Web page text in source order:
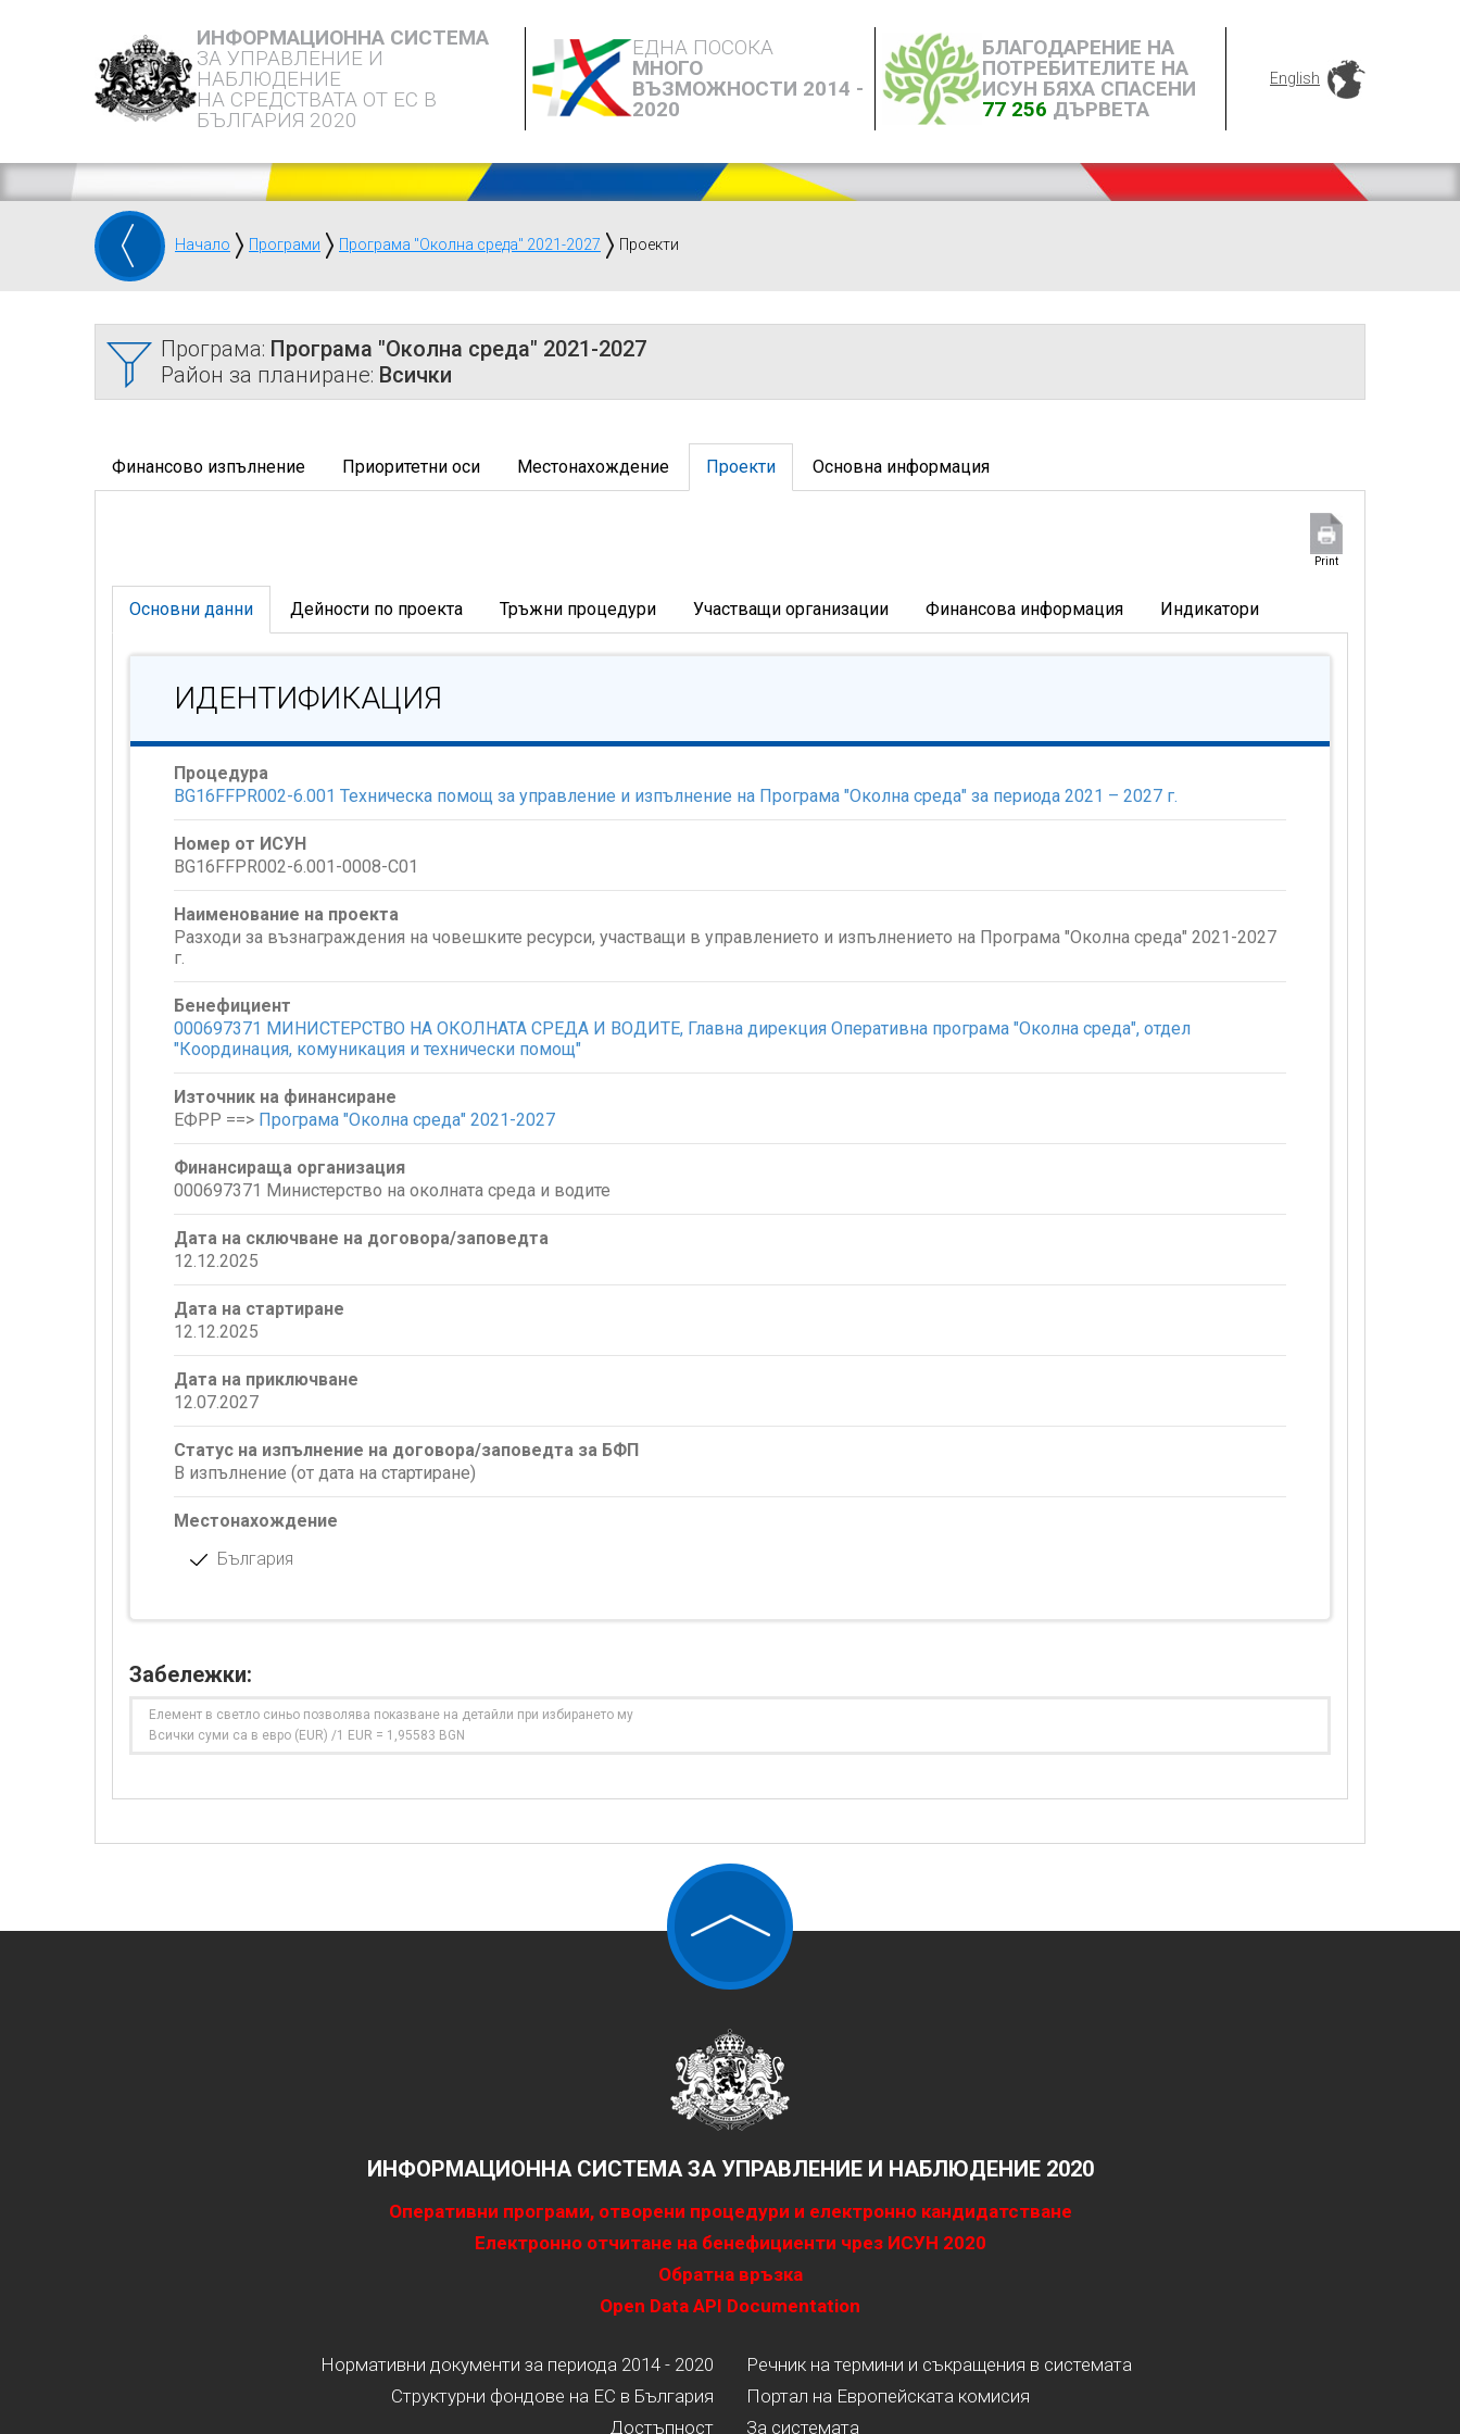
ИНФОРМАЦИОННА СИСТЕМА
ЗА УПРАВЛЕНИЕ И
НАБЛЮДЕНИЕ
НА СРЕДСТВАТА ОТ ЕС В
БЪЛГАРИЯ 2020
ЕДНА ПОСОКА
МНОГО
ВЪЗМОЖНОСТИ 2014 -
2020
БЛАГОДАРЕНИЕ НА
ПОТРЕБИТЕЛИТЕ НА
ИСУН БЯХА СПАСЕНИ
77 256 ДЪРВЕТА
English
Начало Програми Програма "Околна среда" 2021-2027 Проекти
Програма: Програма "Околна среда" 2021-2027
Район за планиране: Всички
Финансово изпълнение Приоритетни оси Местонахождение Проекти Основна информация
Print
Основни данни Дейности по проекта Тръжни процедури Участващи организации Финансова информация Индикатори
ИДЕНТИФИКАЦИЯ
Процедура
BG16FFPR002-6.001 Техническа помощ за управление и изпълнение на Програма "Околна среда" за периода 2021 – 2027 г.
Номер от ИСУН
BG16FFPR002-6.001-0008-C01
Наименование на проекта
Разходи за възнаграждения на човешките ресурси, участващи в управлението и изпълнението на Програма "Околна среда" 2021-2027
г.
Бенефициент
000697371 МИНИСТЕРСТВО НА ОКОЛНАТА СРЕДА И ВОДИТЕ, Главна дирекция Оперативна програма "Околна среда", отдел
"Координация, комуникация и технически помощ"
Източник на финансиране
ЕФРР ==> Програма "Околна среда" 2021-2027
Финансираща организация
000697371 Министерство на околната среда и водите
Дата на сключване на договора/заповедта
12.12.2025
Дата на стартиране
12.12.2025
Дата на приключване
12.07.2027
Статус на изпълнение на договора/заповедта за БФП
В изпълнение (от дата на стартиране)
Местонахождение
България
Забележки:
Елемент в светло синьо позволява показване на детайли при избирането му
Всички суми са в евро (EUR) /1 EUR = 1,95583 BGN
ИНФОРМАЦИОННА СИСТЕМА ЗА УПРАВЛЕНИЕ И НАБЛЮДЕНИЕ 2020
Оперативни програми, отворени процедури и електронно кандидатстване
Електронно отчитане на бенефициенти чрез ИСУН 2020
Обратна връзка
Open Data API Documentation
Нормативни документи за периода 2014 - 2020
Структурни фондове на ЕС в България
Достъпност
Речник на термини и съкращения в системата
Портал на Европейската комисия
За системата